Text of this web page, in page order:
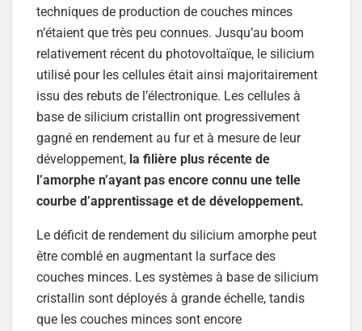
techniques de production de couches minces
n’étaient que très peu connues. Jusqu’au boom
relativement récent du photovoltaïque, le silicium
utilisé pour les cellules était ainsi majoritairement
issu des rebuts de l’électronique. Les cellules à
base de silicium cristallin ont progressivement
gagné en rendement au fur et à mesure de leur
développement, la filière plus récente de
l’amorphe n’ayant pas encore connu une telle
courbe d’apprentissage et de développement.
Le déficit de rendement du silicium amorphe peut
être comblé en augmentant la surface des
couches minces. Les systèmes à base de silicium
cristallin sont déployés à grande échelle, tandis
que les couches minces sont encore